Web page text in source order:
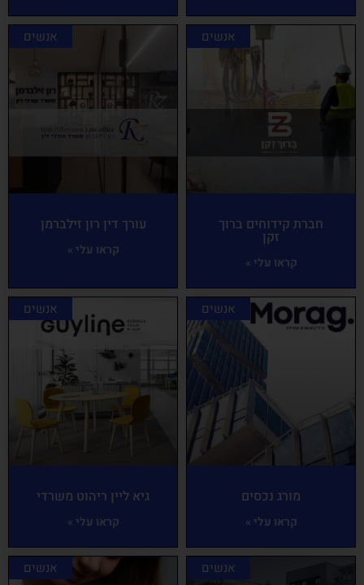
אנשים
חברת קידוחים ברוך
זקן
קראו עלי »
אנשים
עורך דין רון זילברמן
קראו עלי »
אנשים
מורג נכסים
קראו עלי »
אנשים
גיא ליין ריהוט משרדי
קראו עלי »
אנשים אנשים